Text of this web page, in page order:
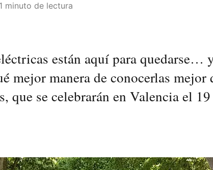
minuto de lectura
están aquí para quedarse…
mejor manera de conocerlas mejor
que se celebrarán en Valencia el